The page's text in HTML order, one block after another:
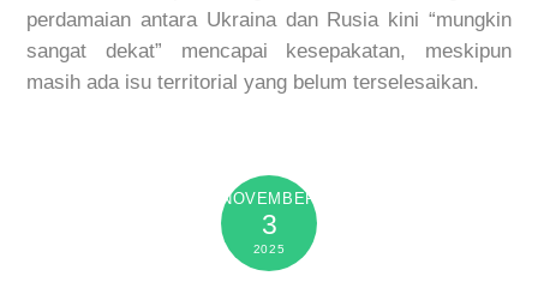
perdamaian antara Ukraina dan Rusia kini “mungkin
sangat dekat” mencapai kesepakatan, meskipun
masih ada isu territorial yang belum terselesaikan.
NOVEMBER
3
2025